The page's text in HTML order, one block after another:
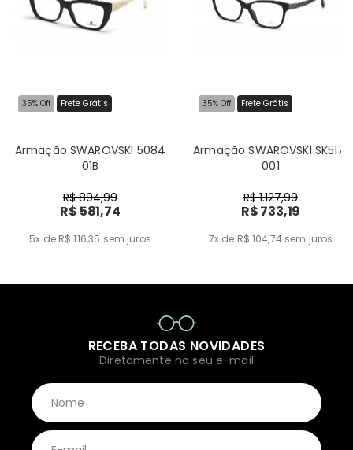
35% Off Frete Grátis
Armação SWAROVSKI 5084
01B
R$ 894,99
R$ 581,74
5x de R$ 116,35 sem juros
35% Off Frete Grátis
Armação SWAROVSKI SK5171
001
R$ 1.127,99
R$ 733,19
7x de R$ 104,74 sem juros
RECEBA TODAS NOVIDADES
Diretamente no seu e-mail